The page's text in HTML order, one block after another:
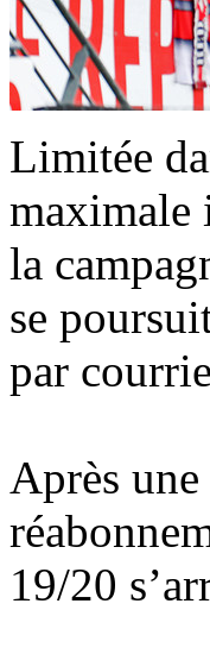
Limitée
maximale
la
se
par
Après
19/20